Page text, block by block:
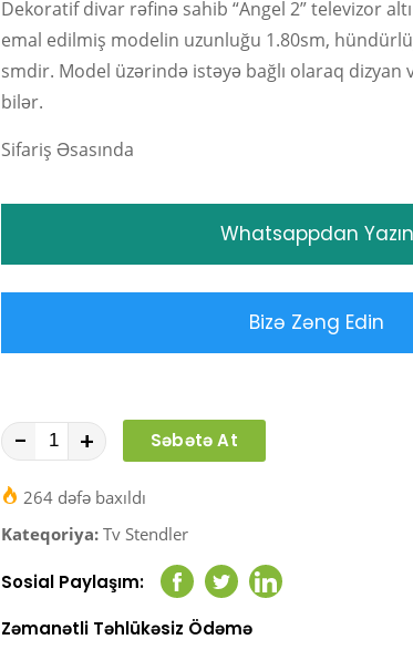
Dekoratif divar rəfinə sahib “Angel 2” televizor
emal edilmiş modelin uzunluğu 1.80sm,
smdir. Model üzərində istəyə bağlı olaraq dizyan
bilər.
Sifariş Əsasında
Whatsappdan Yazın
Bizə Zəng Edin
- + Səbətə At
264 dəfə baxıldı
Kateqoriya: Tv Stendler
Sosial Paylaşım: Facebook
TwitterLinkedin
Zəmanətli Təhlükəsiz Ödəmə